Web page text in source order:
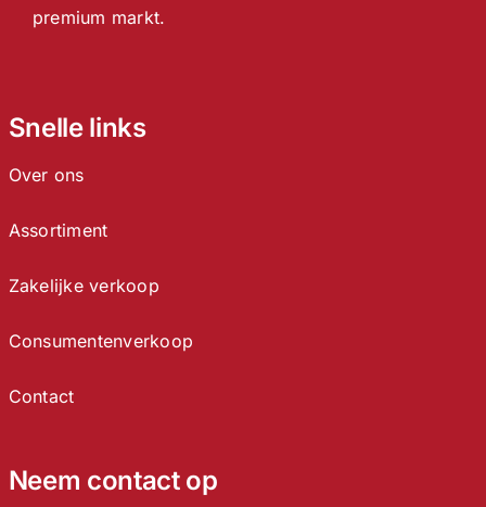
premium markt.
Snelle links
Over ons
Assortiment
Zakelijke verkoop
Consumentenverkoop
Contact
Neem contact op